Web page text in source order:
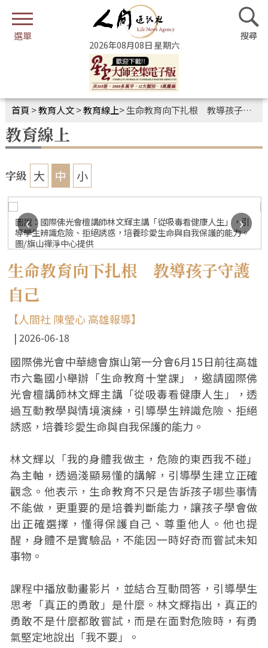
2026年08月08日 星期六
首頁 >教育人文>教育線上>生命教育向下扎根 教導孩子守護自己
教育線上
字級 大 中 小
圖說：國際佛光會檀講師林文輝主講「從吸毒看健康人生」，引
導學生辨識危險、拒絕誘惑，培養珍愛生命與自我保護的能力。
圖/旗山禪淨中心提供
‹ ›
生命教育向下扎根 教導孩子守護
自己
【人間社 陳瑩心 高雄報導】
2026-06-18
國際佛光會中華總會旗山第一分會6月15日前往高雄
市六龜國小舉辦「生命教育十堂課」，邀請國際佛
光會檀講師林文輝主講「從吸毒看健康人生」，透
過互動教學與情境演練，引導學生辨識危險、拒絕
誘惑，培養珍愛生命與自我保護的能力。
林文輝以「我的身體我做主，危險的東西我不碰」
為主軸，透過淺顯易懂的講解，引導學生建立正確
觀念。他表示，生命教育不只是告訴孩子哪些事情
不能做，更重要的是培養判斷能力，讓孩子學會做
出正確選擇，懂得保護自己、尊重他人。他也提
醒，身體不是實驗品，不能因一時好奇而嘗試未知
事物。
課程中播放動畫影片，並結合互動問答，引導學生
思考「真正的勇敢」是什麼。林文輝指出，真正的
勇敢不是什麼都敢嘗試，而是在面對危險時，有勇
氣堅定地說出「我不要」。